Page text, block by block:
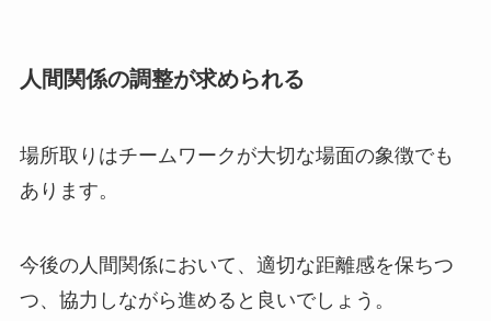
人間関係の調整が求められる
場所取りはチームワークが大切な場面の象徴でも
あります。
今後の人間関係において、適切な距離感を保ちつ
つ、協力しながら進めると良いでしょう。